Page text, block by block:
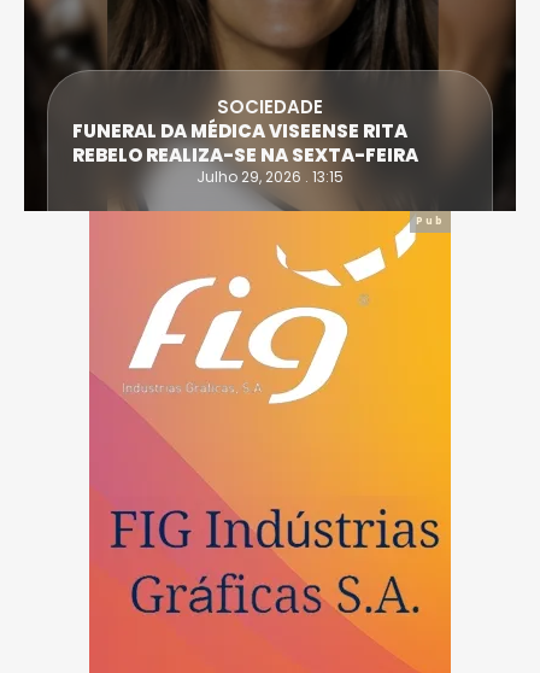
SOCIEDADE
FUNERAL DA MÉDICA VISEENSE RITA
REBELO REALIZA-SE NA SEXTA-FEIRA
Julho 29, 2026 . 13:15
Pub